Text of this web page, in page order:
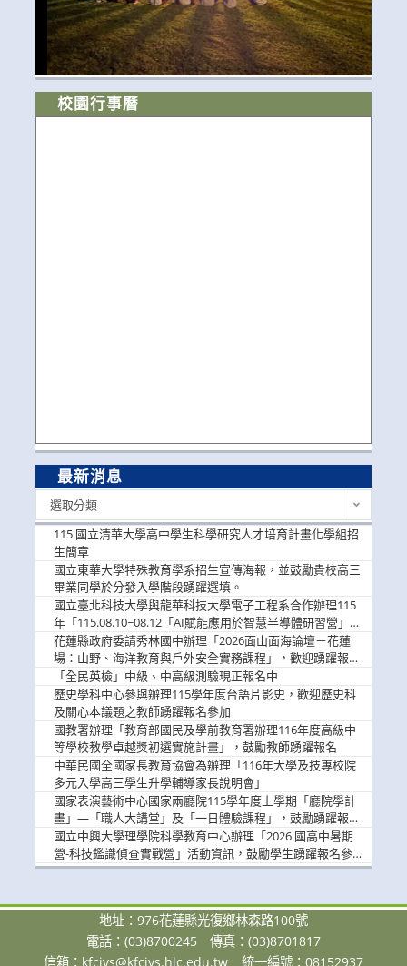
校園行事曆
最新消息
選取分類
115 國立清華大學高中學生科學研究人才培育計畫化學組招
生簡章
國立東華大學特殊教育學系招生宣傳海報，並鼓勵貴校高三
畢業同學於分發入學階段踴躍選填。
國立臺北科技大學與龍華科技大學電子工程系合作辦理115
年「115.08.10~08.12「AI賦能應用於智慧半導體研習營」，
歡迎學生踴躍報名參加
花蓮縣政府委請秀林國中辦理「2026面山面海論壇－花蓮
場：山野、海洋教育與戶外安全實務課程」，歡迎踴躍報名
參加
「全民英檢」中級、中高級測驗現正報名中
歷史學科中心參與辦理115學年度台語片影史，歡迎歷史科
及關心本議題之教師踴躍報名參加
國教署辦理「教育部國民及學前教育署辦理116年度高級中
等學校教學卓越獎初選實施計畫」，鼓勵教師踴躍報名
中華民國全國家長教育協會為辦理「116年大學及技專校院
多元入學高三學生升學輔導家長說明會」
國家表演藝術中心國家兩廳院115學年度上學期「廳院學計
畫」—「職人大講堂」及「一日體驗課程」，鼓勵踴躍報名
參與。
國立中興大學理學院科學教育中心辦理「2026 國高中暑期
營-科技鑑識偵查實戰營」活動資訊，鼓勵學生踴躍報名參
加。
地址：976花蓮縣光復鄉林森路100號
電話：(03)8700245
傳真：(03)8701817
信箱： kfcivs@kfcivs.hlc.edu.tw 統一編號：08152937